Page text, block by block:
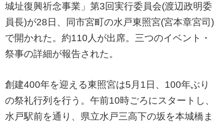
城址復興祈念事業」第3回実行委員会(渡辺政明委
員長)が28日、同市宮町の水戸東照宮(宮本章宮司)
で開かれた。約110人が出席。三つのイベント・
祭事の詳細が報告された。
創建400年を迎える東照宮は5月1日、100年ぶり
の祭礼行列を行う。午前10時ごろにスタートし、
水戸駅前を通り、県立水戸三高下の坂を本城橋ま